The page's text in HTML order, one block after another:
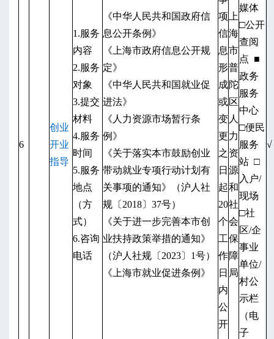
6
创业
开业
指导
1.服务
内容
2.服务
对象
3.提交
材料
4.服务
时间
5.服务
地点
（方
式）
6.咨询
电话
《中华人民共和国政府信
息公开条例》
《上海市政府信息公开规
定》
《中华人民共和国就业促
进法》
《人力资源市场暂行条
例》
《关于落实本市鼓励创业
带动就业专项行动计划有
关事项的通知》（沪人社
规〔2018〕37号）
《关于进一步完善本市创
业扶持政策举措的通知》
（沪人社规〔2023〕1号）
《上海市就业促进条例》
项
信
息
形
成
或
变
更
之
日
起
20
个
工
作
日
内
公
开
上
海
市
普
陀
区
人
力
资
源
和
社
会
保
障
局
媒体
□公开
查阅
点 ■
政务
服务
中心
□便民
服务
站 □
入户/
现场
□社
区/企
事业
单位/
村公
示栏
（电
子
√